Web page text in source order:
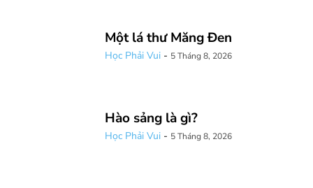
Một lá thư Măng Đen
Học Phải Vui - 5 Tháng 8, 2026
Hào sảng là gì?
Học Phải Vui - 5 Tháng 8, 2026